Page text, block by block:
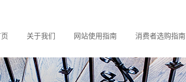
关于我们 网站使用指南 消费者选购指南